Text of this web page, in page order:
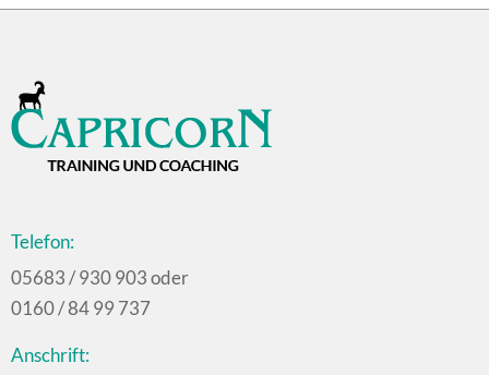
Telefon:
05683 / 930 903 oder
0160 / 84 99 737
Anschrift: